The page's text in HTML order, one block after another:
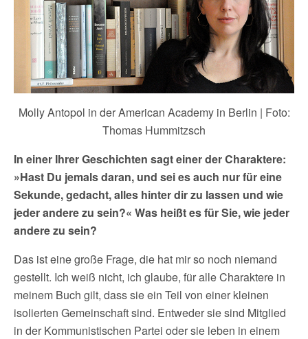
Molly Antopol in der American Academy in Berlin | Foto:
Thomas Hummitzsch
In einer Ihrer Geschichten sagt einer der Charaktere:
»Hast Du jemals daran, und sei es auch nur für eine
Sekunde, gedacht, alles hinter dir zu lassen und wie
jeder andere zu sein?« Was heißt es für Sie, wie jeder
andere zu sein?
Das ist eine große Frage, die hat mir so noch niemand
gestellt. Ich weiß nicht, ich glaube, für alle Charaktere in
meinem Buch gilt, dass sie ein Teil von einer kleinen
isolierten Gemeinschaft sind. Entweder sie sind Mitglied
in der Kommunistischen Partei oder sie leben in einem